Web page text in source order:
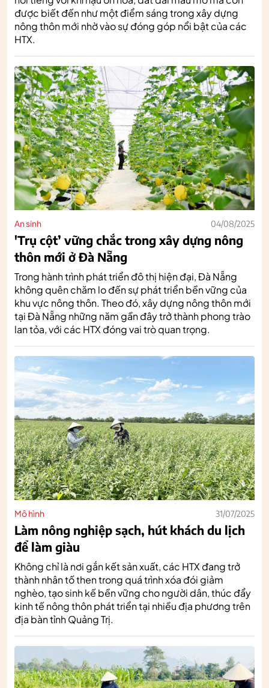
được biết đến như một điểm sáng trong xây dựng
nông thôn mới nhờ vào sự đóng góp nổi bật của các
HTX.
An sinh 04/08/2025
'Trụ cột’ vững chắc trong xây dựng nông
thôn mới ở Đà Nẵng
Trong hành trình phát triển đô thị hiện đại, Đà Nẵng
không quên chăm lo đến sự phát triển bền vững của
khu vực nông thôn. Theo đó, xây dựng nông thôn mới
tại Đà Nẵng những năm gần đây trở thành phong trào
lan tỏa, với các HTX đóng vai trò quan trọng.
Mô hình 31/07/2025
Làm nông nghiệp sạch, hút khách du lịch
để làm giàu
Không chỉ là nơi gắn kết sản xuất, các HTX đang trở
thành nhân tố then trong quá trình xóa đói giảm
nghèo, tạo sinh kế bền vững cho người dân, thúc đẩy
kinh tế nông thôn phát triển tại nhiều địa phương trên
địa bàn tỉnh Quảng Trị.